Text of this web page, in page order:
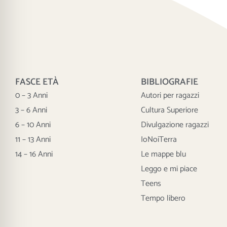
FASCE ETÀ
0 – 3 Anni
3 – 6 Anni
6 – 10 Anni
11 – 13 Anni
14 – 16 Anni
BIBLIOGRAFIE
Autori per ragazzi
Cultura Superiore
Divulgazione ragazzi
IoNoiTerra
Le mappe blu
Leggo e mi piace
Teens
Tempo libero